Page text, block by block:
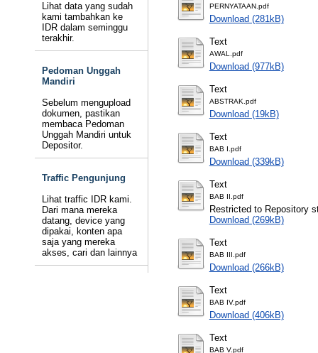
Lihat data yang sudah
kami tambahkan ke
IDR dalam seminggu
terakhir.
Pedoman Unggah
Mandiri
Sebelum mengupload
dokumen, pastikan
membaca Pedoman
Unggah Mandiri untuk
Depositor.
Traffic Pengunjung
Lihat traffic IDR kami.
Dari mana mereka
datang, device yang
dipakai, konten apa
saja yang mereka
akses, cari dan lainnya
PERNYATAAN.pdf
Download (281kB)
Text
AWAL.pdf
Download (977kB)
Text
ABSTRAK.pdf
Download (19kB)
Text
BAB I.pdf
Download (339kB)
Text
BAB II.pdf
Restricted to Repository
Download (269kB)
Text
BAB III.pdf
Download (266kB)
Text
BAB IV.pdf
Download (406kB)
Text
BAB V.pdf